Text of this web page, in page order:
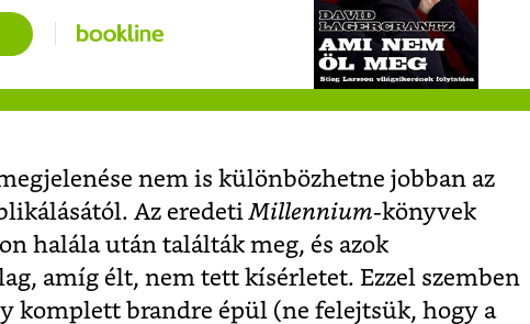
nem is különbözhetne jobban az
Az eredeti Millennium-könyvek
halála után találták meg, és azok
amíg élt, nem tett kísérletet. Ezzel szemben
komplett brandre épül (ne felejtsük, hogy a